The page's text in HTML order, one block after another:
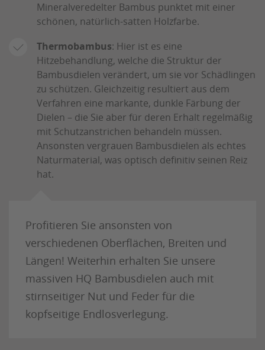
Mineralveredelter Bambus punktet mit einer
schönen, natürlich-satten Holzfarbe.
Thermobambus: Hier ist es eine
Hitzebehandlung, welche die Struktur der
Bambusdielen verändert, um sie vor Schädlingen
zu schützen. Gleichzeitig resultiert aus dem
Verfahren eine markante, dunkle Färbung der
Dielen – die Sie aber für deren Erhalt regelmäßig
mit Schutzanstrichen behandeln müssen.
Ansonsten vergrauen Bambusdielen als echtes
Naturmaterial, was optisch definitiv seinen Reiz
hat.
Profitieren Sie ansonsten von
verschiedenen Oberflächen, Breiten und
Längen! Weiterhin erhalten Sie unsere
massiven HQ Bambusdielen auch mit
stirnseitiger Nut und Feder für die
kopfseitige Endlosverlegung.